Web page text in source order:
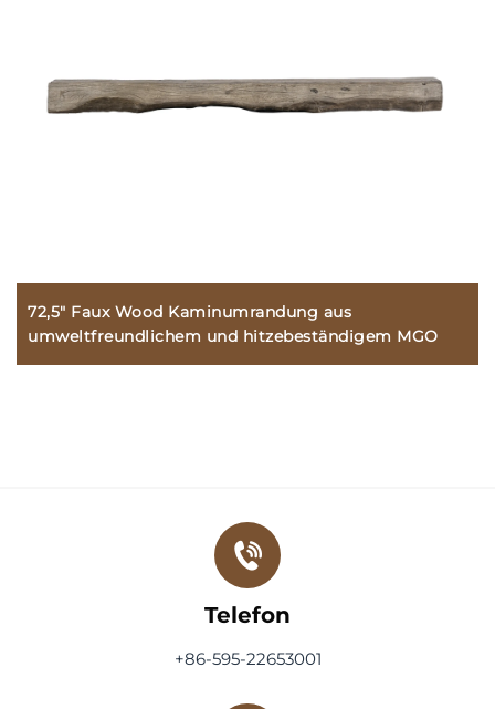
72,5" Faux Wood Kaminumrandung aus
umweltfreundlichem und hitzebeständigem MGO
Telefon
+86-595-22653001